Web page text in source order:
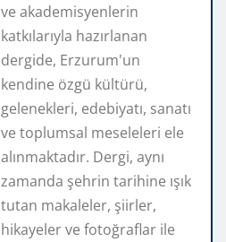
ve akademisyenlerin
katkılarıyla hazırlanan
dergide, Erzurum'un
kendine özgü kültürü,
gelenekleri, edebiyatı, sanatı
ve toplumsal meseleleri ele
alınmaktadır. Dergi, aynı
zamanda şehrin tarihine ışık
tutan makaleler, şiirler,
hikayeler ve fotoğraflar ile